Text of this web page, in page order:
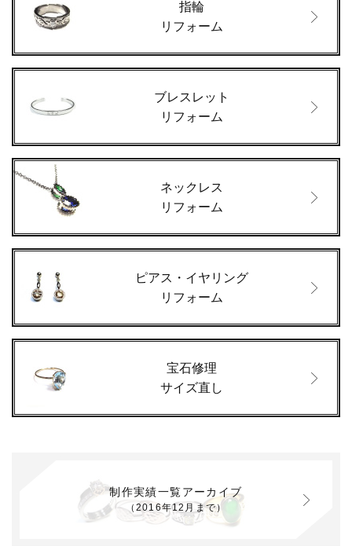
指輪
リフォーム
ブレスレット
リフォーム
ネックレス
リフォーム
ピアス・イヤリング
リフォーム
宝石修理
サイズ直し
制作実績一覧アーカイブ
（2016年12月まで）